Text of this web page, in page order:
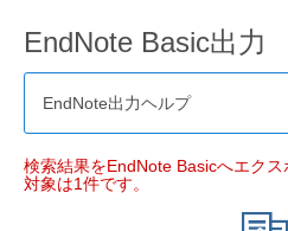
EndNote Basic出力
EndNote出力ヘルプ
検索結果をEndNote Basicへエクス
対象は1件です。